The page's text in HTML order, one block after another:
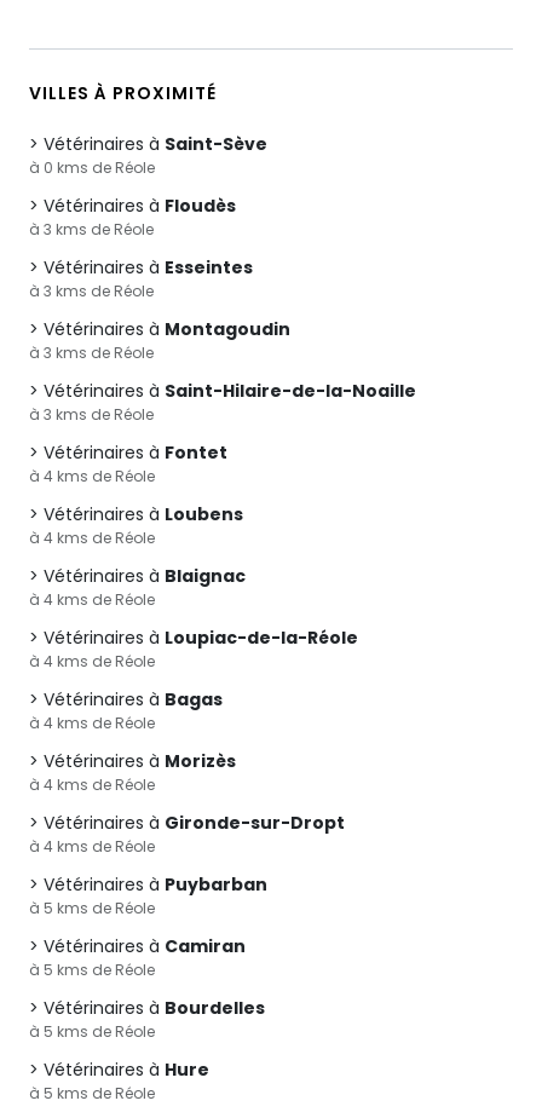
VILLES À PROXIMITÉ
Vétérinaires à Saint-Sève
à 0 kms de Réole
Vétérinaires à Floudès
à 3 kms de Réole
Vétérinaires à Esseintes
à 3 kms de Réole
Vétérinaires à Montagoudin
à 3 kms de Réole
Vétérinaires à Saint-Hilaire-de-la-Noaille
à 3 kms de Réole
Vétérinaires à Fontet
à 4 kms de Réole
Vétérinaires à Loubens
à 4 kms de Réole
Vétérinaires à Blaignac
à 4 kms de Réole
Vétérinaires à Loupiac-de-la-Réole
à 4 kms de Réole
Vétérinaires à Bagas
à 4 kms de Réole
Vétérinaires à Morizès
à 4 kms de Réole
Vétérinaires à Gironde-sur-Dropt
à 4 kms de Réole
Vétérinaires à Puybarban
à 5 kms de Réole
Vétérinaires à Camiran
à 5 kms de Réole
Vétérinaires à Bourdelles
à 5 kms de Réole
Vétérinaires à Hure
à 5 kms de Réole